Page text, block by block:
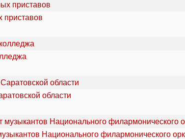
приставов
области
Национального филармонического